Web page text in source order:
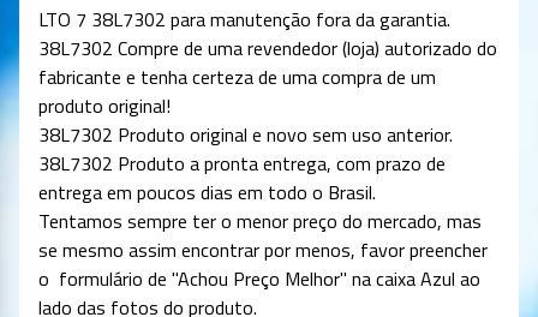
LTO 7 38L7302 para manutenção fora da garantia.
38L7302 Compre de uma revendedor (loja) autorizado do
fabricante e tenha certeza de uma compra de um
produto original!
38L7302 Produto original e novo sem uso anterior.
38L7302 Produto a pronta entrega, com prazo de
entrega em poucos dias em todo o Brasil.
Tentamos sempre ter o menor preço do mercado, mas
se mesmo assim encontrar por menos, favor preencher
o formulário de "Achou Preço Melhor" na caixa Azul ao
lado das fotos do produto.